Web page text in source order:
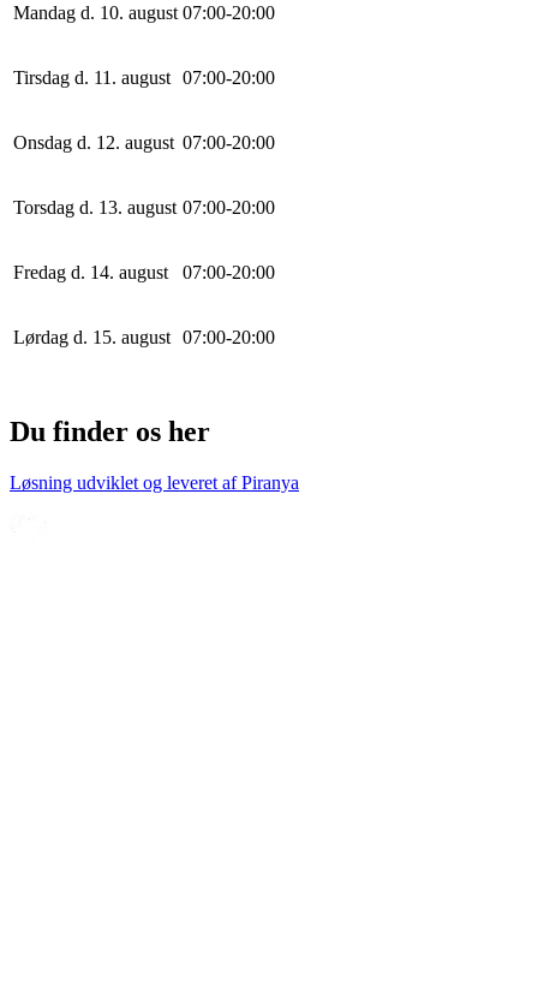
Mandag d. 10. august 07:00-20:00
Tirsdag d. 11. august 07:00-20:00
Onsdag d. 12. august 07:00-20:00
Torsdag d. 13. august 07:00-20:00
Fredag d. 14. august 07:00-20:00
Lørdag d. 15. august 07:00-20:00
Du finder os her
Løsning udviklet og leveret afPiranya